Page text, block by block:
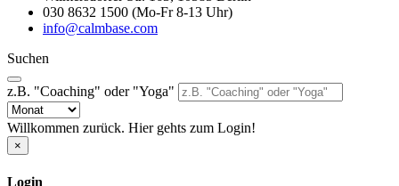
030 8632 1500 (Mo-Fr 8-13 Uhr)
info@calmbase.com
Suchen
z.B. "Coaching" oder "Yoga"
Willkommen zurück. Hier gehts zum Login!
×
Login